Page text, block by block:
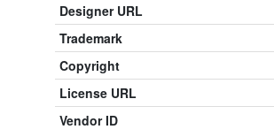
Designer URL
Trademark
Copyright
License URL
Vendor ID